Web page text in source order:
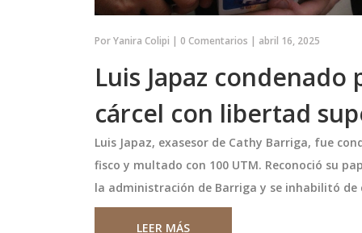
PorYanira Colipi | 0 Comentarios | abril 16, 2025
Luis Japaz
cárcel con libertad
Luis Japaz, exasesor de Cathy Barriga, fue
fisco y multado con 100 UTM. Reconoció su
la administración de Barriga y se inhabilitó de
LEER MÁS
de la
Sabalenka cae en semifinal